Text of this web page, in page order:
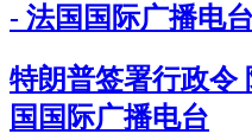
- 法国国际广播电台
特朗普签署行政令
国国际广播电台